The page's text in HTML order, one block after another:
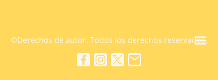
©Derechos de autor. Todos los derechos reservados.